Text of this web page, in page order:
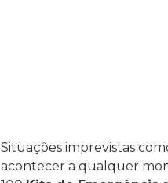
Situações imprevistas
acontecer a qualquer